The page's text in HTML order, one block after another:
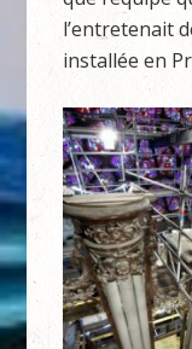
l’entretenait
installée en